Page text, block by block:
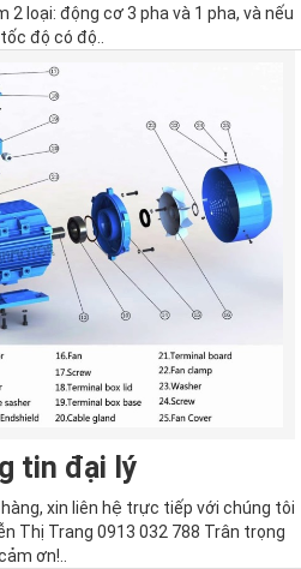
loại: động cơ 3 pha và 1 pha, và nếu
độ có độ..
tin đại lý
xin liên hệ trực tiếp với chúng tôi
Thị Trang 0913 032 788 Trân trọng
ơn!..